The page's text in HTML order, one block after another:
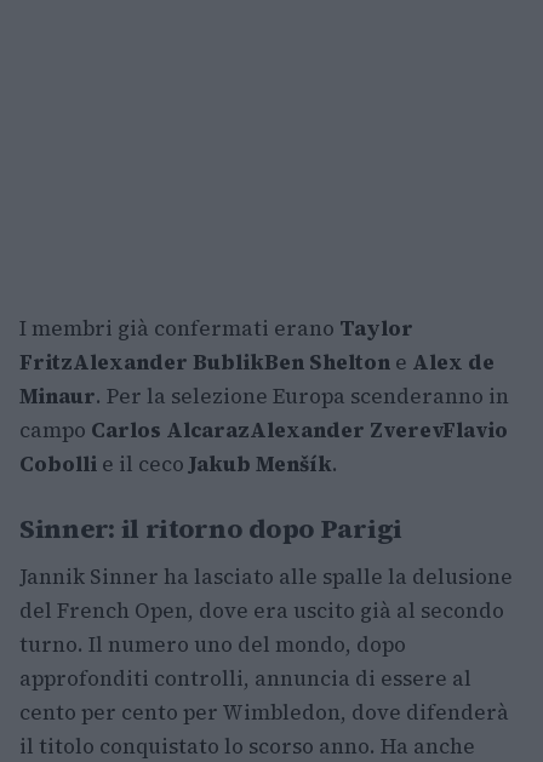
I membri già confermati erano Taylor
FritzAlexander BublikBen Shelton e Alex de
Minaur. Per la selezione Europa scenderanno in
campo Carlos AlcarazAlexander ZverevFlavio
Cobolli e il cecoJakub Menšík.
Sinner: il ritorno dopo Parigi
Jannik Sinner ha lasciato alle spalle la delusione
del French Open, dove era uscito già al secondo
turno. Il numero uno del mondo, dopo
approfonditi controlli, annuncia di essere al
cento per cento per Wimbledon, dove difenderà
il titolo conquistato lo scorso anno. Ha anche